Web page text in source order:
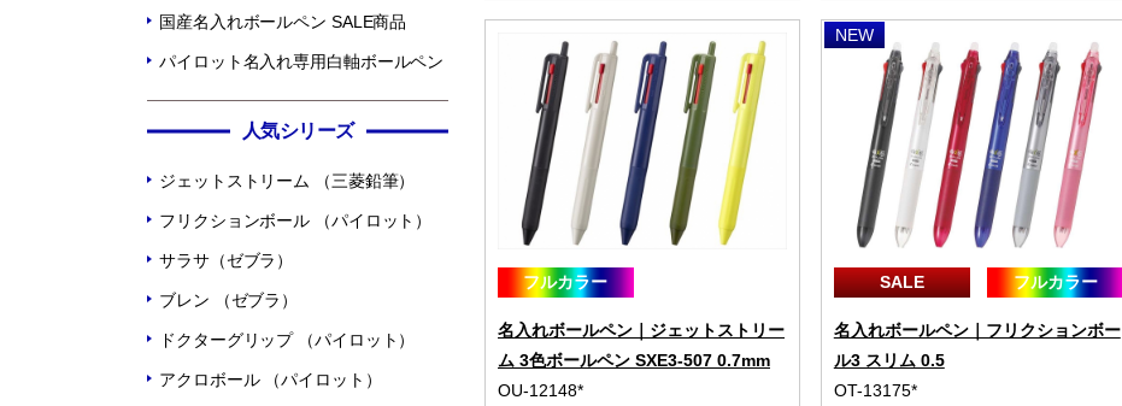
国産名入れボールペン SALE商品
パイロット名入れ専用白軸ボールペン
人気シリーズ
ジェットストリーム （三菱鉛筆）
フリクションボール （パイロット）
サラサ（ゼブラ）
ブレン （ゼブラ）
ドクターグリップ （パイロット）
アクロボール （パイロット）
フルカラー
名入れボールペン｜ジェットストリー
ム 3色ボールペン SXE3-507 0.7mm
OU-12148*
NEW
SALE フルカラー
名入れボールペン｜フリクションボー
ル3 スリム 0.5
OT-13175*